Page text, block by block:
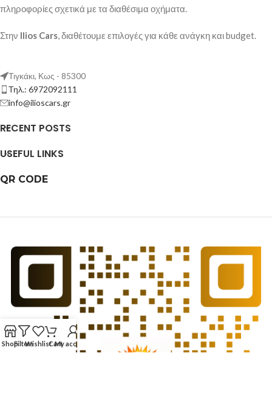
πληροφορίες σχετικά με τα διαθέσιμα οχήματα.
Στην Ilios Cars, διαθέτουμε επιλογές για κάθε ανάγκη και budget.
Τιγκάκι, Κως - 85300
Τηλ.: 6972092111
info@ilioscars.gr
RECENT POSTS
USEFUL LINKS
QR CODE
ShopFiltersWishlistCartMy account